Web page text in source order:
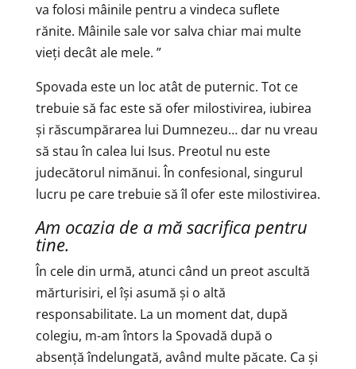
va folosi mâinile pentru a vindeca suflete
rănite. Mâinile sale vor salva chiar mai multe
vieți decât ale mele. ”
Spovada este un loc atât de puternic. Tot ce
trebuie să fac este să ofer milostivirea, iubirea
și răscumpărarea lui Dumnezeu… dar nu vreau
să stau în calea lui Isus. Preotul nu este
judecătorul nimănui. În confesional, singurul
lucru pe care trebuie să îl ofer este milostivirea.
Am ocazia de a mă sacrifica pentru
tine.
În cele din urmă, atunci când un preot ascultă
mărturisiri, el își asumă și o altă
responsabilitate. La un moment dat, după
colegiu, m-am întors la Spovadă după o
absență îndelungată, având multe păcate. Ca și